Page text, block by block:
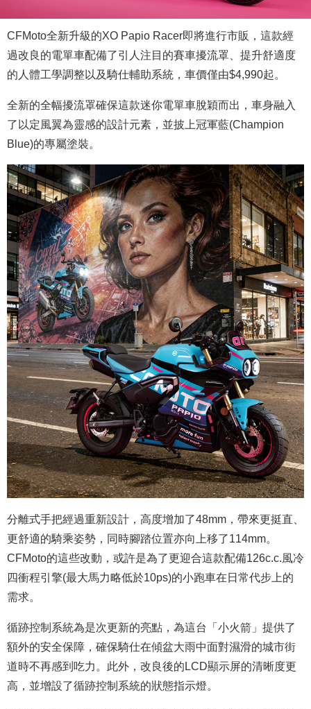
CFMoto全新升級的XO Papio Racer即將進行市販，這款經
過改良的電單車配備了引人注目的賽車擾流罩、提升舒適度
的人體工學調整以及騎仕輔助系統，車價僅由$4,990起。
全新的全幅擾流罩確保這款迷你電單車脫穎而出，車身融入
了以定風翼為靈感的設計元素，並披上冠軍藍(Champion
Blue)的專屬塗裝。
分離式手把經過重新設計，高度增加了48mm，帶來更挺直、
更舒適的騎乘姿勢，同時腳踏位置亦向上移了114mm。
CFMoto的這些改動，或許是為了更迎合這款配備126c.c.風冷
四衝程引擎(最大馬力略低於10ps)的小跑車在日常代步上的
需求。
循跡控制系統為是次更新的亮點，為這台「小火箭」提供了
額外的安全保障，確保騎仕在傾盆大雨中面對濕滑的城市街
道時不再感到吃力。此外，改良後的LCD顯示屏的清晰度更
高，並增設了循跡控制系統的狀態指示燈。